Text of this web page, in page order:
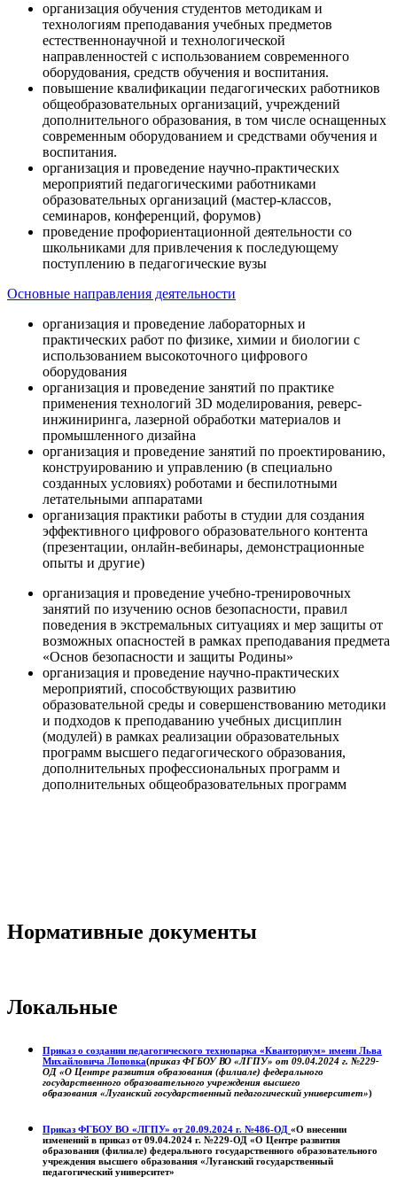
организация обучения студентов методикам и
технологиям преподавания учебных предметов
естественнонаучной и технологической
направленностей с использованием современного
оборудования, средств обучения и воспитания.
повышение квалификации педагогических работников
общеобразовательных организаций, учреждений
дополнительного образования, в том числе оснащенных
современным оборудованием и средствами обучения и
воспитания.
организация и проведение научно-практических
мероприятий педагогическими работниками
образовательных организаций (мастер-классов,
семинаров, конференций, форумов)
проведение профориентационной деятельности со
школьниками для привлечения к последующему
поступлению в педагогические вузы
Основные направления деятельности
организация и проведение лабораторных и
практических работ по физике, химии и биологии с
использованием высокоточного цифрового
оборудования
организация и проведение занятий по практике
применения технологий 3D моделирования, реверс-
инжиниринга, лазерной обработки материалов и
промышленного дизайна
организация и проведение занятий по проектированию,
конструированию и управлению (в специально
созданных условиях) роботами и беспилотными
летательными аппаратами
организация практики работы в студии для создания
эффективного цифрового образовательного контента
(презентации, онлайн-вебинары, демонстрационные
опыты и другие)
организация и проведение учебно-тренировочных
занятий по изучению основ безопасности, правил
поведения в экстремальных ситуациях и мер защиты от
возможных опасностей в рамках преподавания предмета
«Основ безопасности и защиты Родины»
организация и проведение научно-практических
мероприятий, способствующих развитию
образовательной среды и совершенствованию методики
и подходов к преподаванию учебных дисциплин
(модулей) в рамках реализации образовательных
программ высшего педагогического образования,
дополнительных профессиональных программ и
дополнительных общеобразовательных программ
Нормативные документы
Локальные
Приказ о создании педагогического технопарка «Кванториум» имени Льва
Михайловича Лоповка(приказ ФГБОУ ВО «ЛГПУ» от 09.04.2024 г. №229-
ОД «О Центре развития образования (филиале) федерального
государственного образовательного учреждения высшего
образования «Луганский государственный педагогический университет»)
Приказ ФГБОУ ВО «ЛГПУ» от 20.09.2024 г. №486-ОД «О внесении
изменений в приказ от 09.04.2024 г. №229-ОД «О Центре развития
образования (филиале) федерального государственного образовательного
учреждения высшего образования «Луганский государственный
педагогический университет»